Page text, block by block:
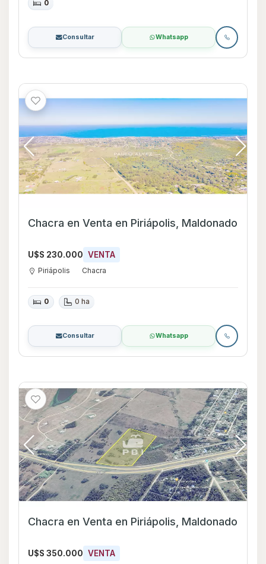
0
Consultar Whatsapp
Chacra en Venta en Piriápolis, Maldonado
U$S 230.000 VENTA
Piriápolis Chacra
0 0 ha
Consultar Whatsapp
Chacra en Venta en Piriápolis, Maldonado
U$S 350.000 VENTA